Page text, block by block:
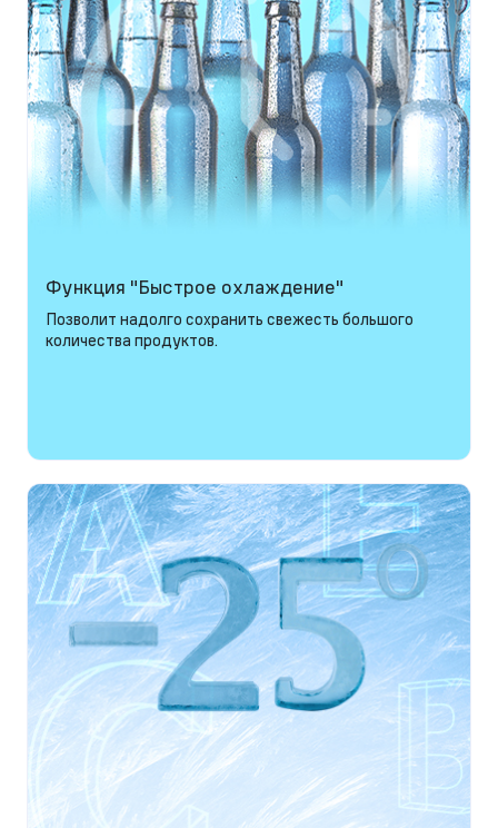
Функция "Быстрое охлаждение"
Позволит надолго сохранить свежесть большого
количества продуктов.